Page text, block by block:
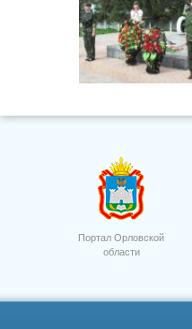
Праздник 9 мая 2011 год
Портал Орловской
области